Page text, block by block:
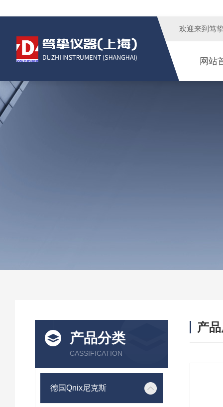
欢迎来到 笃
网站
产品分类
CASSIFICATION
德国Qnix尼克斯
产